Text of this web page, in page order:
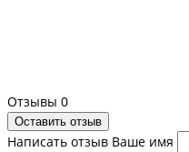
Отзывы 0
Оставить отзыв
Написать отзыв Ваше имя